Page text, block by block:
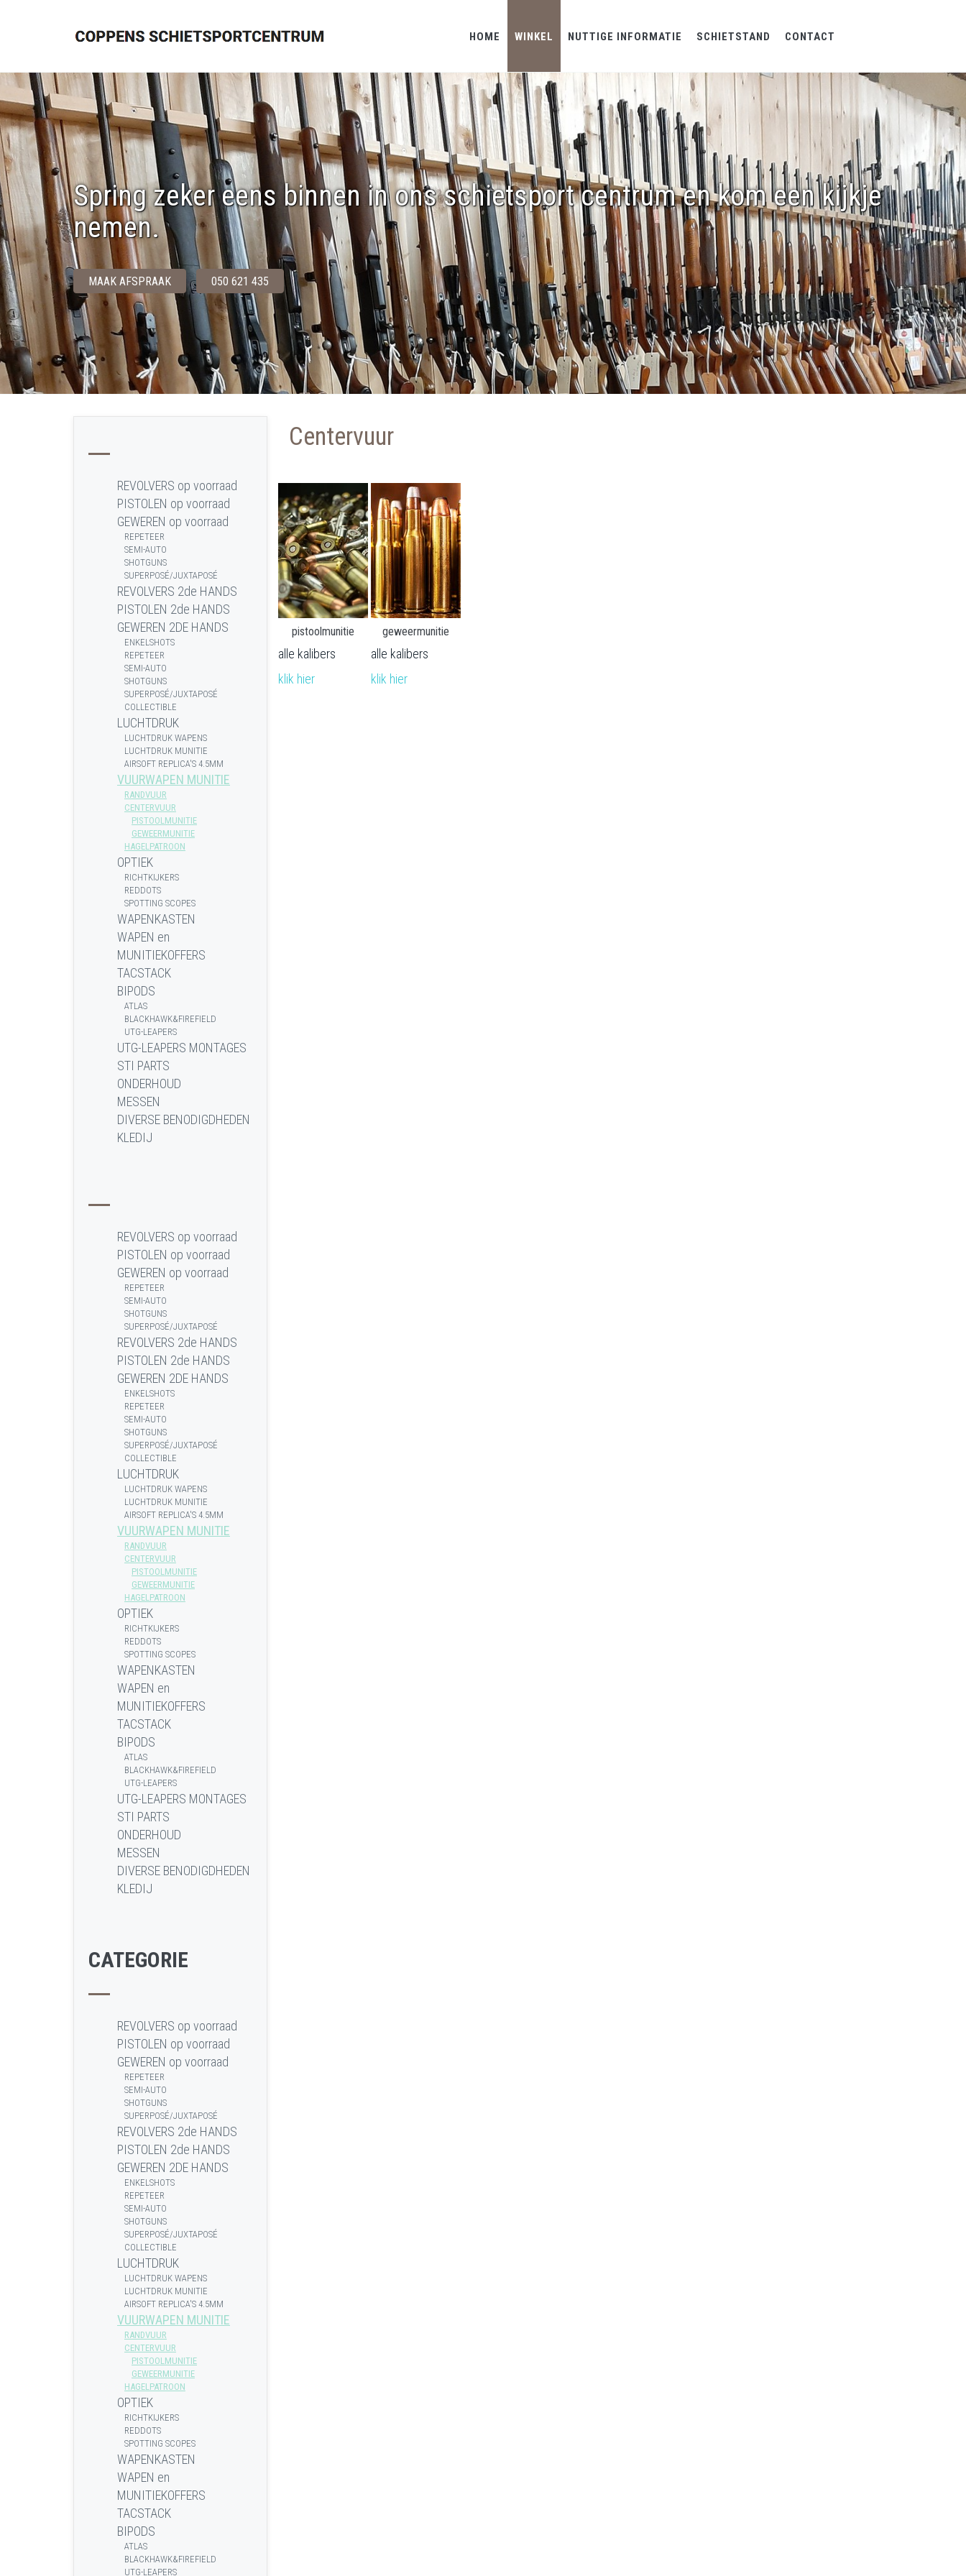
HOME WINKEL NUTTIGE INFORMATIE SCHIETSTAND CONTACT
Spring zeker eens binnen in ons schietsport centrum en kom een kijkje
nemen.
MAAK AFSPRAAK 050 621 435
REVOLVERS op voorraad
PISTOLEN op voorraad
GEWEREN op voorraad
REPETEER
SEMI-AUTO
SHOTGUNS
SUPERPOSÉ/JUXTAPOSÉ
REVOLVERS 2de HANDS
PISTOLEN 2de HANDS
GEWEREN 2DE HANDS
ENKELSHOTS
REPETEER
SEMI-AUTO
SHOTGUNS
SUPERPOSÉ/JUXTAPOSÉ
COLLECTIBLE
LUCHTDRUK
LUCHTDRUK WAPENS
LUCHTDRUK MUNITIE
AIRSOFT REPLICA'S 4.5MM
VUURWAPEN MUNITIE
RANDVUUR
CENTERVUUR
PISTOOLMUNITIE
GEWEERMUNITIE
HAGELPATROON
OPTIEK
RICHTKIJKERS
REDDOTS
SPOTTING SCOPES
WAPENKASTEN
WAPEN en
MUNITIEKOFFERS
TACSTACK
BIPODS
ATLAS
BLACKHAWK&FIREFIELD
UTG-LEAPERS
UTG-LEAPERS MONTAGES
STI PARTS
ONDERHOUD
MESSEN
DIVERSE BENODIGDHEDEN
KLEDIJ
REVOLVERS op voorraad
PISTOLEN op voorraad
GEWEREN op voorraad
REPETEER
SEMI-AUTO
SHOTGUNS
SUPERPOSÉ/JUXTAPOSÉ
REVOLVERS 2de HANDS
PISTOLEN 2de HANDS
GEWEREN 2DE HANDS
ENKELSHOTS
REPETEER
SEMI-AUTO
SHOTGUNS
SUPERPOSÉ/JUXTAPOSÉ
COLLECTIBLE
LUCHTDRUK
LUCHTDRUK WAPENS
LUCHTDRUK MUNITIE
AIRSOFT REPLICA'S 4.5MM
VUURWAPEN MUNITIE
RANDVUUR
CENTERVUUR
PISTOOLMUNITIE
GEWEERMUNITIE
HAGELPATROON
OPTIEK
RICHTKIJKERS
REDDOTS
SPOTTING SCOPES
WAPENKASTEN
WAPEN en
MUNITIEKOFFERS
TACSTACK
BIPODS
ATLAS
BLACKHAWK&FIREFIELD
UTG-LEAPERS
UTG-LEAPERS MONTAGES
STI PARTS
ONDERHOUD
MESSEN
DIVERSE BENODIGDHEDEN
KLEDIJ
CATEGORIE
REVOLVERS op voorraad
PISTOLEN op voorraad
GEWEREN op voorraad
REPETEER
SEMI-AUTO
SHOTGUNS
SUPERPOSÉ/JUXTAPOSÉ
REVOLVERS 2de HANDS
PISTOLEN 2de HANDS
GEWEREN 2DE HANDS
ENKELSHOTS
REPETEER
SEMI-AUTO
SHOTGUNS
SUPERPOSÉ/JUXTAPOSÉ
COLLECTIBLE
LUCHTDRUK
LUCHTDRUK WAPENS
LUCHTDRUK MUNITIE
AIRSOFT REPLICA'S 4.5MM
VUURWAPEN MUNITIE
RANDVUUR
CENTERVUUR
PISTOOLMUNITIE
GEWEERMUNITIE
HAGELPATROON
OPTIEK
RICHTKIJKERS
REDDOTS
SPOTTING SCOPES
WAPENKASTEN
WAPEN en
MUNITIEKOFFERS
TACSTACK
BIPODS
ATLAS
BLACKHAWK&FIREFIELD
UTG-LEAPERS
Centervuur
pistoolmunitie
alle kalibers
klik hier
geweermunitie
alle kalibers
klik hier